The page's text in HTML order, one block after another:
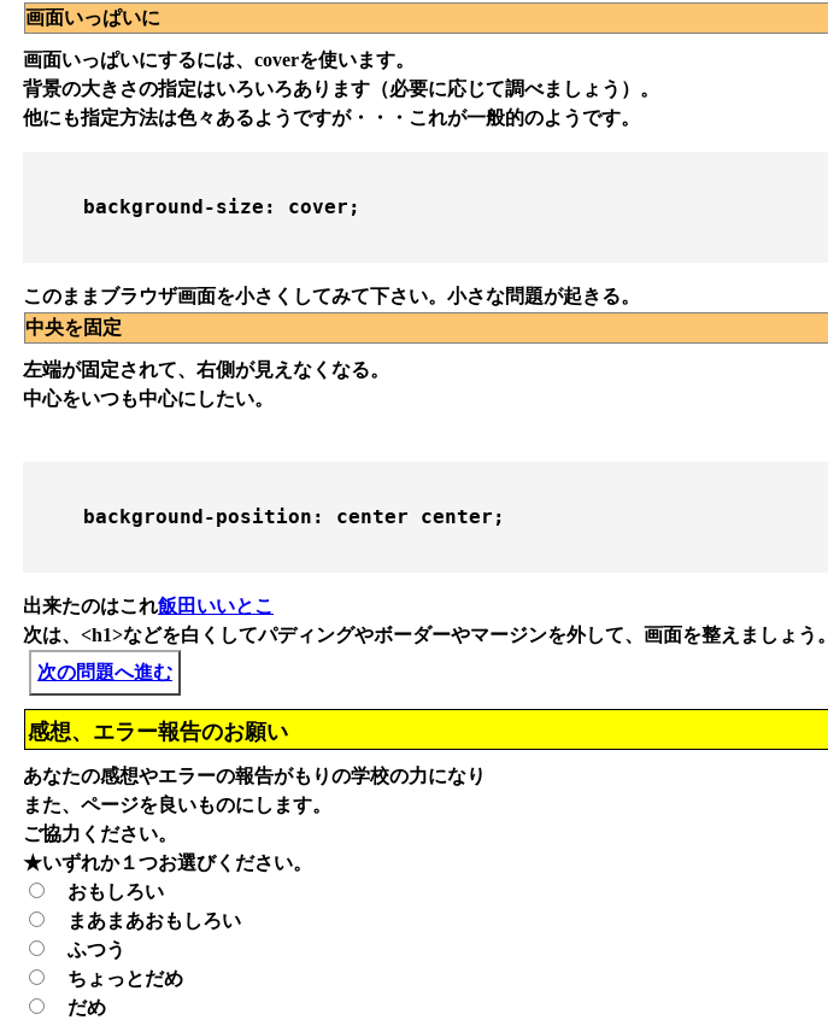
画面いっぱいに
画面いっぱいにするには、coverを使います。
背景の大きさの指定はいろいろあります（必要に応じて調べましょう）。
他にも指定方法は色々あるようですが・・・これが一般的のようです。
    background-size: cover;
このままブラウザ画面を小さくしてみて下さい。小さな問題が起きる。
中央を固定
左端が固定されて、右側が見えなくなる。
中心をいつも中心にしたい。
    background-position: center center;
出来たのはこれ飯田いいとこ
次は、<h1>などを白くしてパディングやボーダーやマージンを外して、画面を整えましょう。
次の問題へ進む
感想、エラー報告のお願い
あなたの感想やエラーの報告がもりの学校の力になり
また、ページを良いものにします。
ご協力ください。
★いずれか１つお選びください。
おもしろい
まあまあおもしろい
ふつう
ちょっとだめ
だめ